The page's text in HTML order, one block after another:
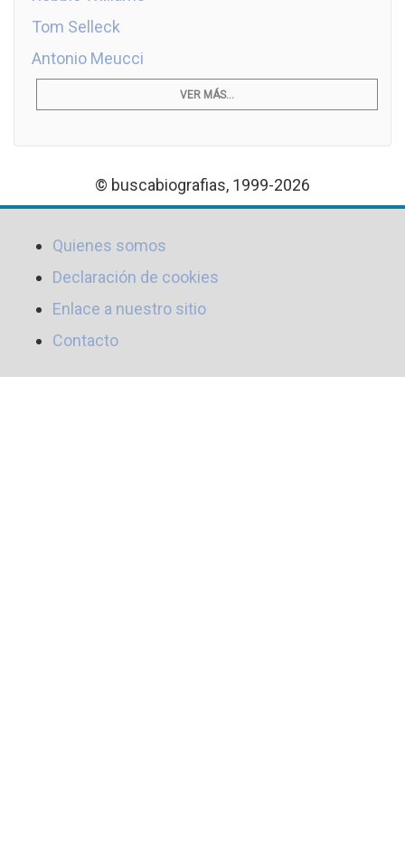
Tom Selleck
Antonio Meucci
VER MÁS...
© buscabiografias, 1999-2026
Quienes somos
Declaración de cookies
Enlace a nuestro sitio
Contacto